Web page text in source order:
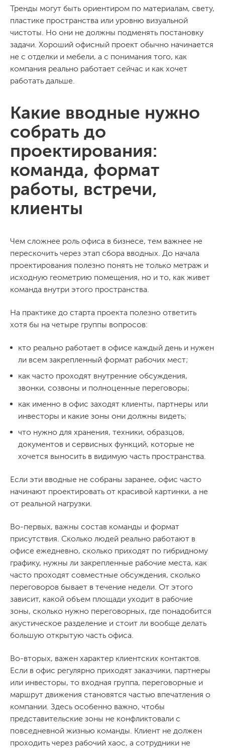
Тренды могут быть ориентиром по материалам, свету,
пластике пространства или уровню визуальной
чистоты. Но они не должны подменять постановку
задачи. Хороший офисный проект обычно начинается
не с отделки и мебели, а с понимания того, как
компания реально работает сейчас и как хочет
работать дальше.
Какие вводные нужно
собрать до
проектирования:
команда, формат
работы, встречи,
клиенты
Чем сложнее роль офиса в бизнесе, тем важнее не
перескочить через этап сбора вводных. До начала
проектирования полезно понять не только метраж и
исходную геометрию помещения, но и то, как живет
команда внутри этого пространства.
На практике до старта проекта полезно ответить
хотя бы на четыре группы вопросов:
кто реально работает в офисе каждый день и нужен
ли всем закрепленный формат рабочих мест;
как часто проходят внутренние обсуждения,
звонки, созвоны и полноценные переговоры;
как именно в офис заходят клиенты, партнеры или
инвесторы и какие зоны они должны видеть;
что нужно для хранения, техники, образцов,
документов и сервисных функций, которые не
хочется выносить в видимую часть пространства.
Если эти вводные не собраны заранее, офис часто
начинают проектировать от красивой картинки, а не
от реальной нагрузки.
Во-первых, важны состав команды и формат
присутствия. Сколько людей реально работают в
офисе ежедневно, сколько приходят по гибридному
графику, нужны ли закрепленные рабочие места, как
часто проходят совместные обсуждения, сколько
переговоров бывает в течение недели. От этого
зависит, какой объем площади уходит в рабочие
зоны, сколько нужно переговорных, где понадобится
акустическое разделение и стоит ли вообще делать
большую открытую часть офиса.
Во-вторых, важен характер клиентских контактов.
Если в офис регулярно приходят заказчики, партнеры
или инвесторы, то входная группа, переговорные и
маршрут движения становятся частью впечатления о
компании. Здесь особенно важно, чтобы
представительские зоны не конфликтовали с
повседневной жизнью команды. Клиент не должен
проходить через рабочий хаос, а сотрудники не